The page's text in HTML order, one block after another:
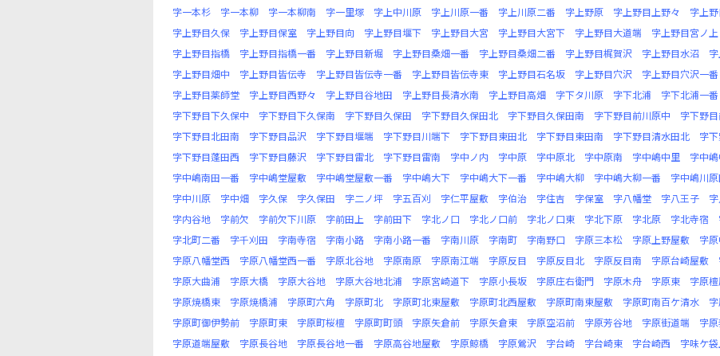
字一本杉
字一本柳 字一本柳南 字一里塚 字上中川原 字上川原一番 字上川原二番 字上野原 字上野目上野々 字上
字上野目久保
字上野目保室 字上野目向 字上野目堰下 字上野目大宮 字上野目大宮下 字上野目大道端 字上野目宮ノ上
字上野目指橋
字上野目指橋一番 字上野目新堀 字上野目桑畑一番 字上野目桑畑二番 字上野目梶賀沢 字上野目水沼
字上野目畑中
字上野目皆伝寺 字上野目皆伝寺一番 字上野目皆伝寺東 字上野目石名坂 字上野目穴沢 字上野目穴沢一番
字上野目薬師堂
字上野目西野々 字上野目谷地田 字上野目長清水南 字上野目高畑 字下タ川原 字下北浦 字下北浦一番
字下野目下久保中
字下野目下久保南 字下野目久保田 字下野目久保田北 字下野目久保田南 字下野目前川原中 字下野
字下野目北田南
字下野目品沢 字下野目堰端 字下野目川端下 字下野目東田北 字下野目東田南 字下野目清水田北 字
字下野目蓬田西
字下野目藤沢 字下野目雷北 字下野目雷南 字中ノ内 字中原 字中原北 字中原南 字中嶋中里 字中
字中嶋南田一番
字中嶋堂屋敷 字中嶋堂屋敷一番 字中嶋大下 字中嶋大下一番 字中嶋大柳 字中嶋大柳一番 字中嶋川
字中川原
字中畑 字久保 字久保田 字二ノ坪 字五百刈 字仁平屋敷 字伯治 字住吉 字保室 字八幡堂 字八王子
字内谷地
字前欠 字前欠下川原 字前田上 字前田下 字北ノ口 字北ノ口前 字北ノ口東 字北下原 字北原 字北寺宿
字北町二番
字千刈田 字南寺宿 字南小路 字南小路一番 字南川原 字南町 字南野口 字原三本松 字原上野屋敷 字
字原八幡堂西
字原八幡堂西一番 字原北谷地 字原南原 字原南江端 字原反目 字原反目北 字原反目南 字原台崎屋敷
字原大曲浦
字原大橋 字原大谷地 字原大谷地北浦 字原宮崎道下 字原小長坂 字原庄右衛門 字原木舟 字原東 字原
字原焼橋東
字原焼橋浦 字原町六角 字原町北 字原町北東屋敷 字原町北西屋敷 字原町南東屋敷 字原町南百ケ清水
字原町御伊勢前
字原町東 字原町桜檀 字原町町頭 字原矢倉前 字原矢倉東 字原空沼前 字原芳谷地 字原街道端 字
字原道端屋敷
字原長谷地 字原長谷地一番 字原高谷地屋敷 字原鯨橋 字原鶯沢 字台崎 字台崎東 字台崎西 字味ケ